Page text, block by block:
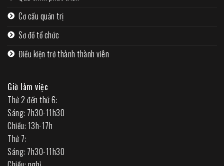
Cơ cấu quản trị
Sơ đồ tổ chức
Điều kiện trở thành thành viên
Giờ làm việc
Thứ 2 đến thứ 6:
Sáng: 7h30-11h30
Chiều: 13h-17h
Thứ 7:
Sáng: 7h30-11h30